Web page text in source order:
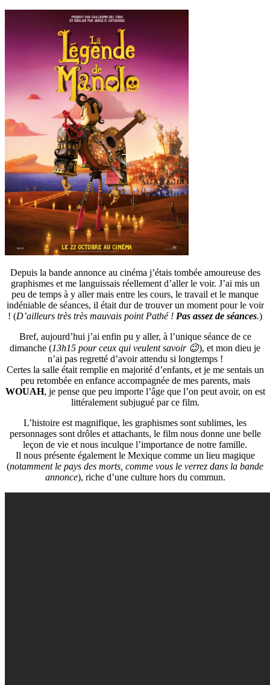
Depuis la bande annonce au cinéma j’étais tombée amoureuse des
graphismes et me languissais réellement d’aller le voir. J’ai mis un
peu de temps à y aller mais entre les cours, le travail et le manque
indéniable de séances, il était dur de trouver un moment pour le voir
! (D’ailleurs très très mauvais point Pathé ! Pas assez de séances.)
Bref, aujourd’hui j’ai enfin pu y aller, à l’unique séance de ce
dimanche (13h15 pour ceux qui veulent savoir 😉), et mon dieu je
n’ai pas regretté d’avoir attendu si longtemps !
Certes la salle était remplie en majorité d’enfants, et je me sentais un
peu retombée en enfance accompagnée de mes parents, mais
WOUAH, je pense que peu importe l’âge que l’on peut avoir, on est
littéralement subjugué par ce film.
L’histoire est magnifique, les graphismes sont sublimes, les
personnages sont drôles et attachants, le film nous donne une belle
leçon de vie et nous inculque l’importance de notre famille.
Il nous présente également le Mexique comme un lieu magique
(notamment le pays des morts, comme vous le verrez dans la bande
annonce), riche d’une culture hors du commun.